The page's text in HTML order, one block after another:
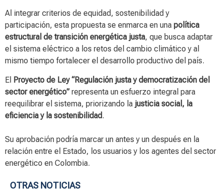
Al integrar criterios de equidad, sostenibilidad y
participación, esta propuesta se enmarca en una política
estructural de transición energética justa, que busca adaptar
el sistema eléctrico a los retos del cambio climático y al
mismo tiempo fortalecer el desarrollo productivo del país.
El Proyecto de Ley “Regulación justa y democratización del
sector energético” representa un esfuerzo integral para
reequilibrar el sistema, priorizando la justicia social, la
eficiencia y la sostenibilidad.
Su aprobación podría marcar un antes y un después en la
relación entre el Estado, los usuarios y los agentes del sector
energético en Colombia.
OTRAS NOTICIAS